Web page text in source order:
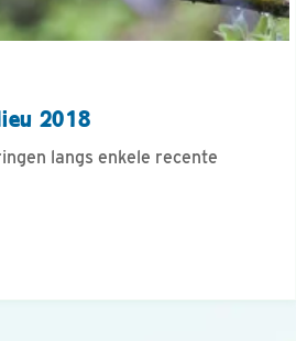
2018
langs enkele recente